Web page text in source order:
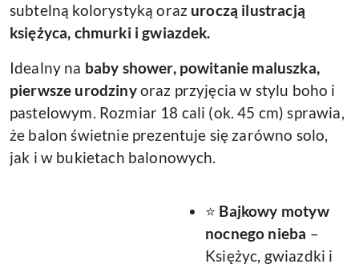
subtelną kolorystyką oraz uroczą ilustracją
księżyca, chmurki i gwiazdek.
Idealny na baby shower, powitanie maluszka,
pierwsze urodzinyoraz przyjęcia w stylu boho i
pastelowym. Rozmiar 18 cali (ok. 45 cm) sprawia,
że balon świetnie prezentuje się zarówno solo,
jak i w bukietach balonowych.
⭐ Bajkowy motyw
nocnego nieba –
Księżyc, gwiazdki i